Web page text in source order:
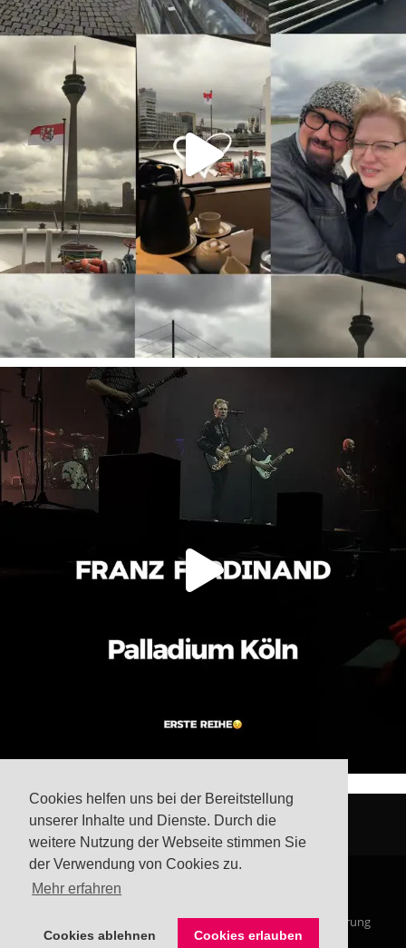
Cookies helfen uns bei der Bereitstellung
unserer Inhalte und Dienste. Durch die
weitere Nutzung der Webseite stimmen Sie
der Verwendung von Cookies zu.
Mehr erfahren
Cookies ablehnen Cookies erlauben
Impressum Datenschutzerklärung